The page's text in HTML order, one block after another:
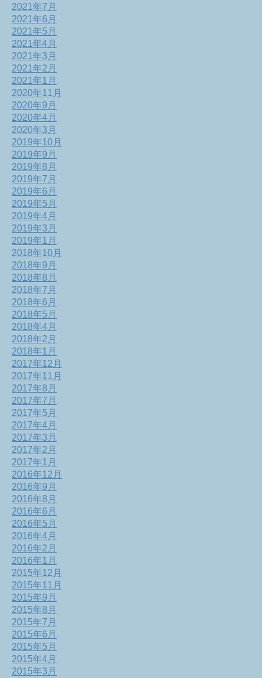
2021年7月
2021年6月
2021年5月
2021年4月
2021年3月
2021年2月
2021年1月
2020年11月
2020年9月
2020年4月
2020年3月
2019年10月
2019年9月
2019年8月
2019年7月
2019年6月
2019年5月
2019年4月
2019年3月
2019年1月
2018年10月
2018年9月
2018年8月
2018年7月
2018年6月
2018年5月
2018年4月
2018年2月
2018年1月
2017年12月
2017年11月
2017年8月
2017年7月
2017年5月
2017年4月
2017年3月
2017年2月
2017年1月
2016年12月
2016年9月
2016年8月
2016年6月
2016年5月
2016年4月
2016年2月
2016年1月
2015年12月
2015年11月
2015年9月
2015年8月
2015年7月
2015年6月
2015年5月
2015年4月
2015年3月